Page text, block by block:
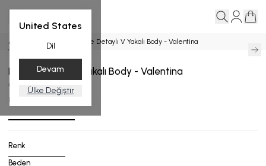
United States
Dil
Devam
Ülke Değiştir
Ana Sayfa Body Drape Detaylı V Yakalı Body - Valentina
Drape Detaylı V Yakalı Body - Valentina
₺ 5,999.00
BD.9000-25_R132_S
Renk
Beden